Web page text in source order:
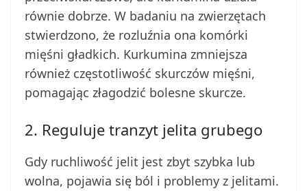
równie dobrze. W badaniu na zwierzętach
stwierdzono, że rozluźnia ona komórki
mięśni gładkich. Kurkumina zmniejsza
również częstotliwość skurczów mięśni,
pomagając złagodzić bolesne skurcze.
2. Reguluje tranzyt jelita grubego
Gdy ruchliwość jelit jest zbyt szybka lub
wolna, pojawia się ból i problemy z jelitami.